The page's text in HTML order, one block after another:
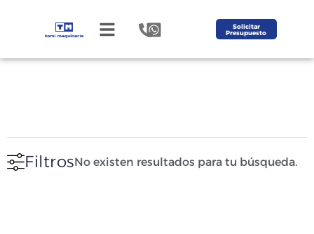
Solicitar
Presupuesto
FiltrosNo existen resultados para tu búsqueda.